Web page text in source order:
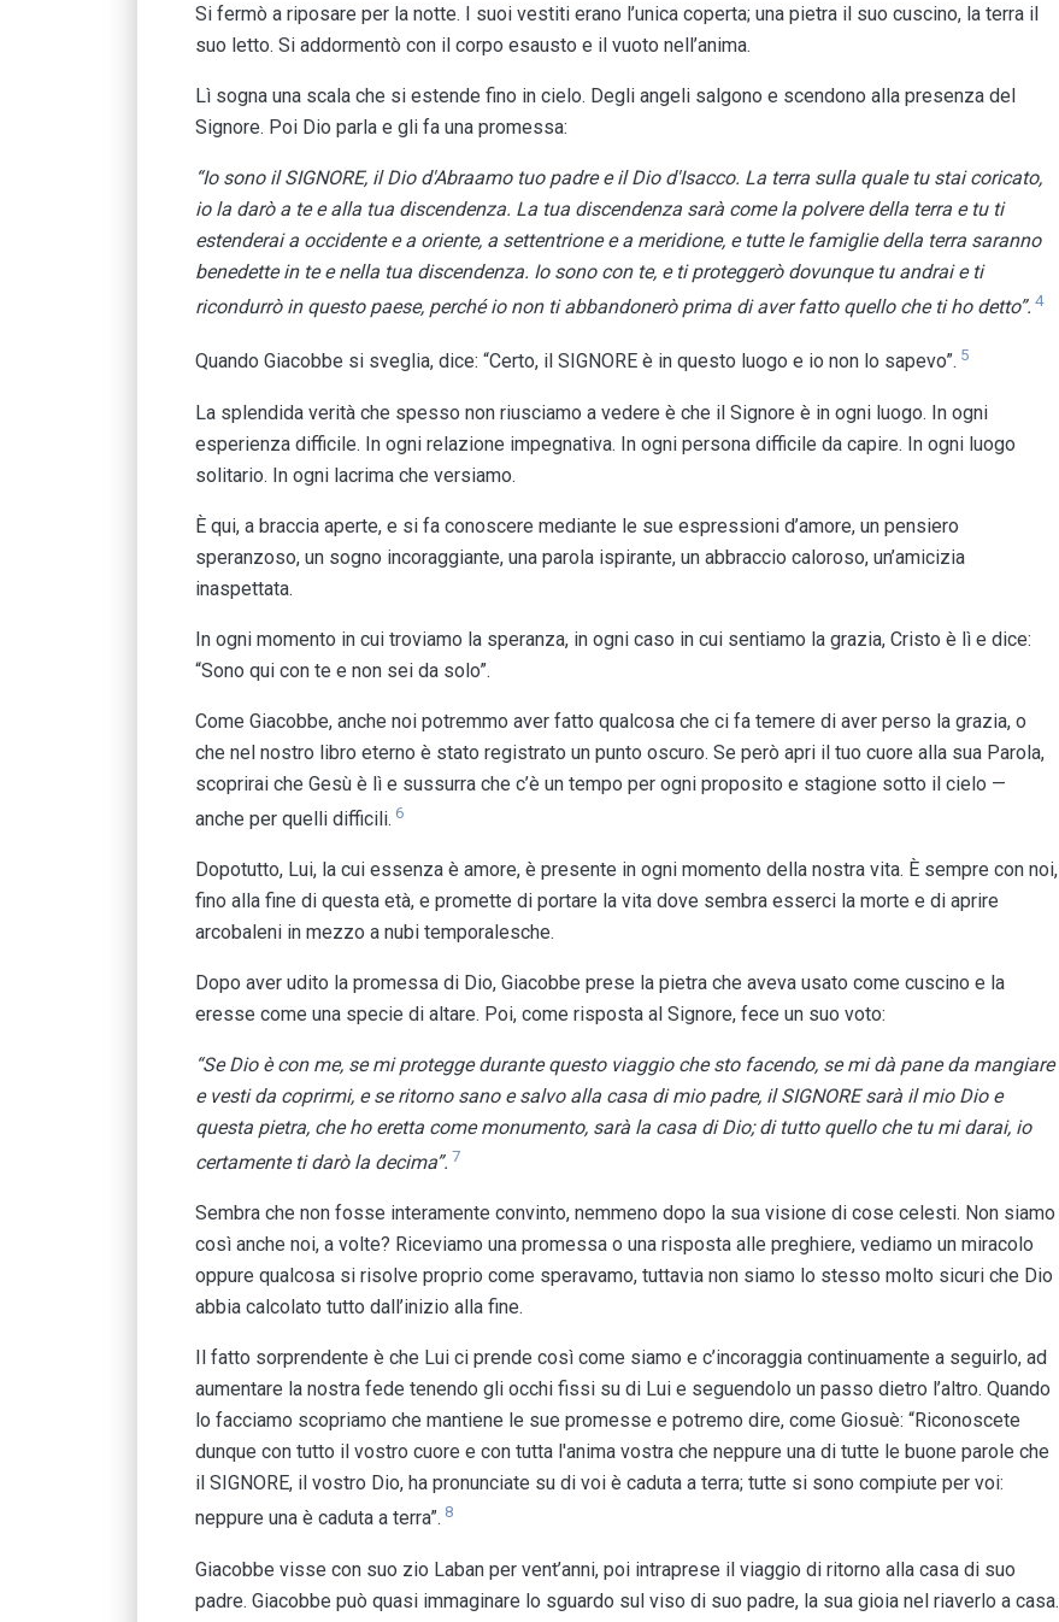
Si fermò a riposare per la notte. I suoi vestiti erano l’unica coperta; una pietra il suo cuscino, la terra il
suo letto. Si addormentò con il corpo esausto e il vuoto nell’anima.
Lì sogna una scala che si estende fino in cielo. Degli angeli salgono e scendono alla presenza del
Signore. Poi Dio parla e gli fa una promessa:
“Io sono il SIGNORE, il Dio d'Abraamo tuo padre e il Dio d'Isacco. La terra sulla quale tu stai coricato,
io la darò a te e alla tua discendenza. La tua discendenza sarà come la polvere della terra e tu ti
estenderai a occidente e a oriente, a settentrione e a meridione, e tutte le famiglie della terra saranno
benedette in te e nella tua discendenza. Io sono con te, e ti proteggerò dovunque tu andrai e ti
ricondurrò in questo paese, perché io non ti abbandonerò prima di aver fatto quello che ti ho detto”. 4
Quando Giacobbe si sveglia, dice: “Certo, il SIGNORE è in questo luogo e io non lo sapevo”. 5
La splendida verità che spesso non riusciamo a vedere è che il Signore è in ogni luogo. In ogni
esperienza difficile. In ogni relazione impegnativa. In ogni persona difficile da capire. In ogni luogo
solitario. In ogni lacrima che versiamo.
È qui, a braccia aperte, e si fa conoscere mediante le sue espressioni d’amore, un pensiero
speranzoso, un sogno incoraggiante, una parola ispirante, un abbraccio caloroso, un’amicizia
inaspettata.
In ogni momento in cui troviamo la speranza, in ogni caso in cui sentiamo la grazia, Cristo è lì e dice:
“Sono qui con te e non sei da solo”.
Come Giacobbe, anche noi potremmo aver fatto qualcosa che ci fa temere di aver perso la grazia, o
che nel nostro libro eterno è stato registrato un punto oscuro. Se però apri il tuo cuore alla sua Parola,
scoprirai che Gesù è lì e sussurra che c’è un tempo per ogni proposito e stagione sotto il cielo —
anche per quelli difficili. 6
Dopotutto, Lui, la cui essenza è amore, è presente in ogni momento della nostra vita. È sempre con noi,
fino alla fine di questa età, e promette di portare la vita dove sembra esserci la morte e di aprire
arcobaleni in mezzo a nubi temporalesche.
Dopo aver udito la promessa di Dio, Giacobbe prese la pietra che aveva usato come cuscino e la
eresse come una specie di altare. Poi, come risposta al Signore, fece un suo voto:
“Se Dio è con me, se mi protegge durante questo viaggio che sto facendo, se mi dà pane da mangiare
e vesti da coprirmi, e se ritorno sano e salvo alla casa di mio padre, il SIGNORE sarà il mio Dio e
questa pietra, che ho eretta come monumento, sarà la casa di Dio; di tutto quello che tu mi darai, io
certamente ti darò la decima”. 7
Sembra che non fosse interamente convinto, nemmeno dopo la sua visione di cose celesti. Non siamo
così anche noi, a volte? Riceviamo una promessa o una risposta alle preghiere, vediamo un miracolo
oppure qualcosa si risolve proprio come speravamo, tuttavia non siamo lo stesso molto sicuri che Dio
abbia calcolato tutto dall’inizio alla fine.
Il fatto sorprendente è che Lui ci prende così come siamo e c’incoraggia continuamente a seguirlo, ad
aumentare la nostra fede tenendo gli occhi fissi su di Lui e seguendolo un passo dietro l’altro. Quando
lo facciamo scopriamo che mantiene le sue promesse e potremo dire, come Giosuè: “Riconoscete
dunque con tutto il vostro cuore e con tutta l'anima vostra che neppure una di tutte le buone parole che
il SIGNORE, il vostro Dio, ha pronunciate su di voi è caduta a terra; tutte si sono compiute per voi:
neppure una è caduta a terra”. 8
Giacobbe visse con suo zio Laban per vent’anni, poi intraprese il viaggio di ritorno alla casa di suo
padre. Giacobbe può quasi immaginare lo sguardo sul viso di suo padre, la sua gioia nel riaverlo a casa.